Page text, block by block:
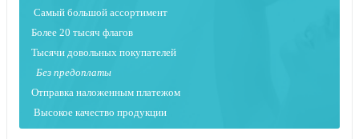
Самый большой ассортимент
Более 20 тысяч флагов
Тысячи довольных покупателей
Без предоплаты
Отправка наложенным платежом
Высокое качество продукции